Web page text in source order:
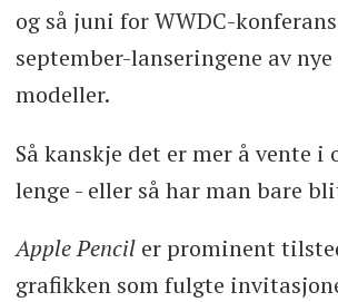
og så juni for WWDC-
september-lanseringene av
modeller.
Så kanskje det er mer å vente i
lenge - eller så har man bare
Apple Pencil er prominent
grafikken som fulgte